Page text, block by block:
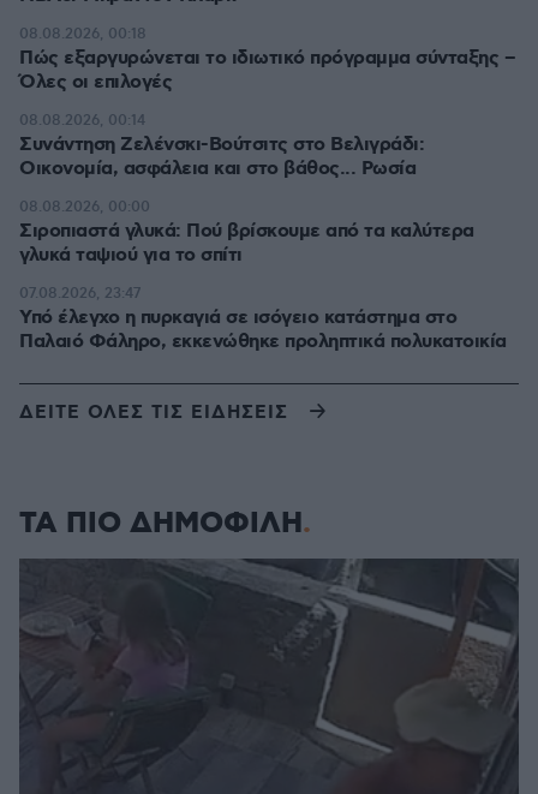
Πώς εξαργυρώνεται το ιδιωτικό πρόγραμμα σύνταξης –
Όλες οι επιλογές
08.08.2026, 00:18
Συνάντηση Ζελένσκι-Βούτσιτς στο Βελιγράδι:
Οικονομία, ασφάλεια και στο βάθος... Ρωσία
08.08.2026, 00:14
Σιροπιαστά γλυκά: Πού βρίσκουμε από τα καλύτερα
γλυκά ταψιού για το σπίτι
08.08.2026, 00:00
Υπό έλεγχο η πυρκαγιά σε ισόγειο κατάστημα στο
Παλαιό Φάληρο, εκκενώθηκε προληπτικά πολυκατοικία
07.08.2026, 23:47
ΔΕΙΤΕ ΟΛΕΣ ΤΙΣ ΕΙΔΗΣΕΙΣ
ΤΑ ΠΙΟ ΔΗΜΟΦΙΛΗ